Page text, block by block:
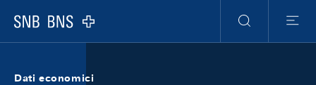
Logo
Ricerca
Menu
Dati economici